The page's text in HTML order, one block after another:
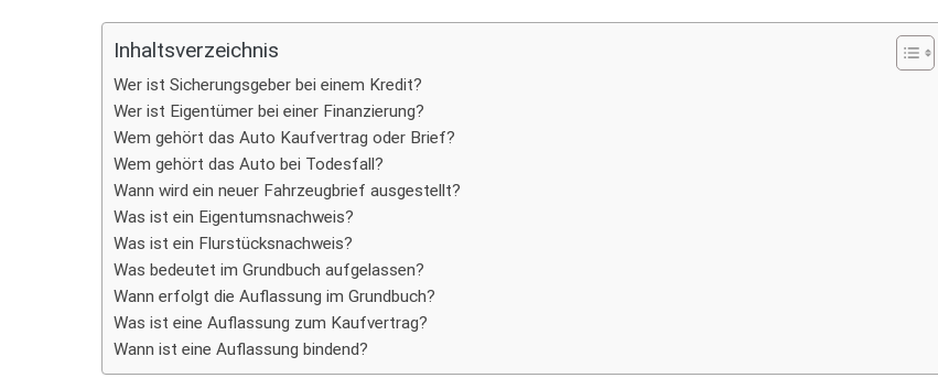
Inhaltsverzeichnis
Wer ist Sicherungsgeber bei einem Kredit?
Wer ist Eigentümer bei einer Finanzierung?
Wem gehört das Auto Kaufvertrag oder Brief?
Wem gehört das Auto bei Todesfall?
Wann wird ein neuer Fahrzeugbrief ausgestellt?
Was ist ein Eigentumsnachweis?
Was ist ein Flurstücksnachweis?
Was bedeutet im Grundbuch aufgelassen?
Wann erfolgt die Auflassung im Grundbuch?
Was ist eine Auflassung zum Kaufvertrag?
Wann ist eine Auflassung bindend?